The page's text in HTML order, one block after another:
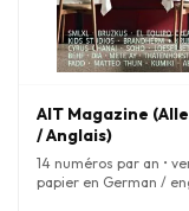
AIT Magazine
/ Anglais)
14 numéros par an •
papier en German /